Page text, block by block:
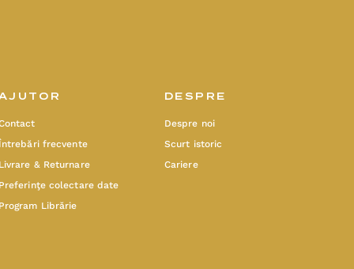
frecvente
& Returnare
colectare date
Librărie
DESPRE
Despre noi
Scurt istoric
Cariere